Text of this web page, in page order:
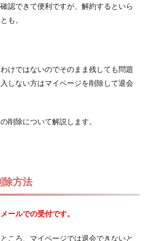
認できて便利ですが、解約するといら
も。
けではないのでそのまま残しても問題
しない方はマイページを削除して退会
削除について解説します。
除方法
ールでの受付です。
ころ、マイページでは退会できないと